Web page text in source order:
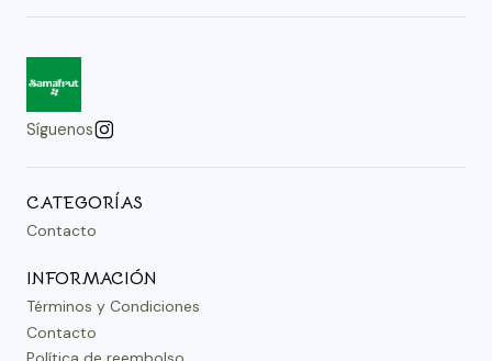
Síguenos
CATEGORÍAS
Contacto
INFORMACIÓN
Términos y Condiciones
Contacto